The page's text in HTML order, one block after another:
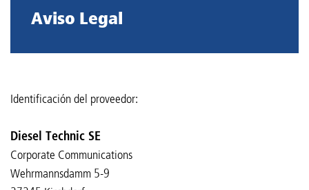
Aviso Legal
Identificación del proveedor:
Diesel Technic SE
Corporate Communications
Wehrmannsdamm 5-9